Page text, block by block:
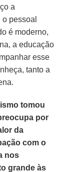
a
pessoal
é moderno,
a educação
esse
tanto a
tomou
por
da
com o
nos
grande às